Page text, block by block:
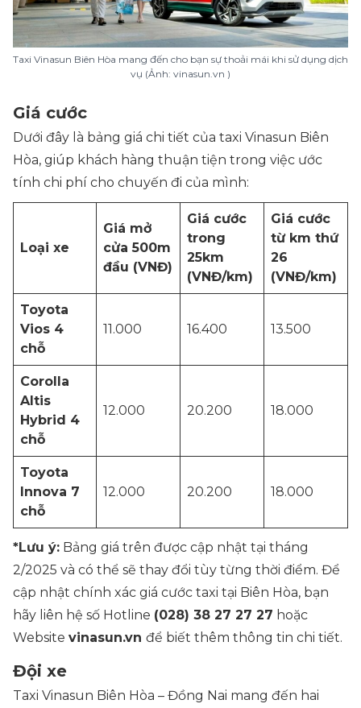
Taxi Vinasun Biên Hòa mang đến cho bạn sự thoải mái khi sử dụng dịch
vụ (Ảnh: vinasun.vn )
Giá cước
Dưới đây là bảng giá chi tiết của taxi Vinasun Biên
Hòa, giúp khách hàng thuận tiện trong việc ước
tính chi phí cho chuyến đi của mình:
Loại xe
Giá mở
cửa 500m
đầu (VNĐ)
Giá cước
trong
25km
(VNĐ/km)
Giá cước
từ km thứ
26
(VNĐ/km)
Toyota
Vios 4
chỗ
11.000 16.400 13.500
Corolla
Altis
Hybrid 4
chỗ
12.000 20.200 18.000
Toyota
Innova 7
chỗ
12.000 20.200 18.000
*Lưu ý: Bảng giá trên được cập nhật tại tháng
2/2025 và có thể sẽ thay đổi tùy từng thời điểm. Để
cập nhật chính xác giá cước taxi tại Biên Hòa, bạn
hãy liên hệ số Hotline (028) 38 27 27 27 hoặc
Website vinasun.vn để biết thêm thông tin chi tiết.
Đội xe
Taxi Vinasun Biên Hòa – Đồng Nai mang đến hai